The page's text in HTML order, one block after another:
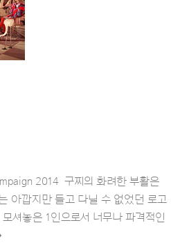
2014 구찌의 화려한 부활은
아깝지만 들고 다닐 수 없었던 로고
셔놓은 1인으로서 너무나 파격적인